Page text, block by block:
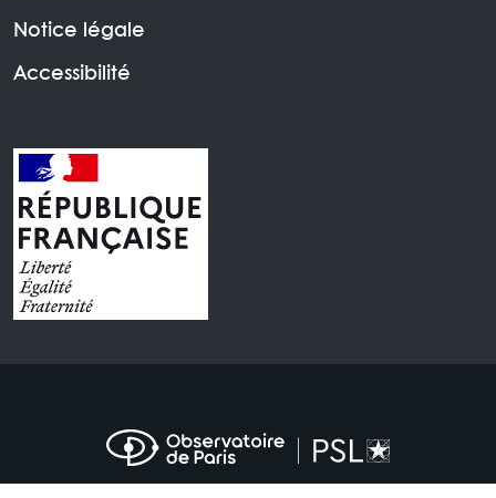
Notice légale
Accessibilité